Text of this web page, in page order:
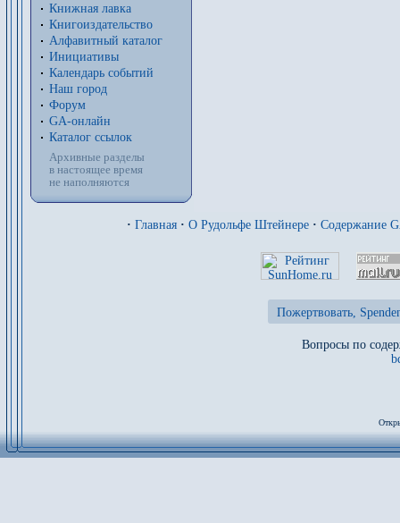
Книжная лавка
Книгоиздательство
Алфавитный каталог
Инициативы
Календарь событий
Наш город
Форум
GA-онлайн
Каталог ссылок
Архивные разделы
в настоящее время
не наполняются
· Главная · О Рудольфе Штейнере · Содержание
Пожертвовать,
Вопросы по